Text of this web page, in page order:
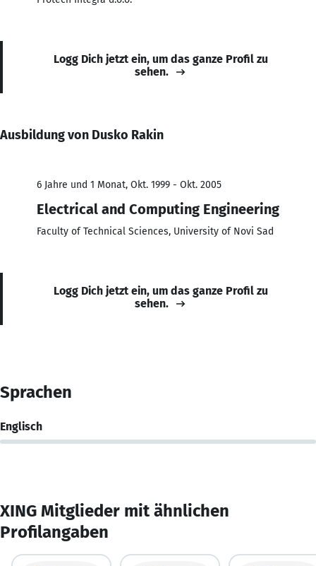
Logg Dich jetzt ein, um das ganze Profil zu
sehen.
Ausbildung von Dusko Rakin
6 Jahre und 1 Monat, Okt. 1999 - Okt. 2005
Electrical and Computing Engineering
Faculty of Technical Sciences, University of Novi Sad
Logg Dich jetzt ein, um das ganze Profil zu
sehen.
Sprachen
Englisch
XING Mitglieder mit ähnlichen
Profilangaben